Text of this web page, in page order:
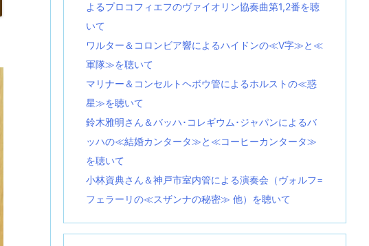
よるプロコフィエフのヴァイオリン協奏曲第1,2番を聴
いて
ワルター＆コロンビア響によるハイドンの≪V字≫と≪
軍隊≫を聴いて
マリナー＆コンセルトヘボウ管によるホルストの≪惑
星≫を聴いて
鈴木雅明さん＆バッハ･コレギウム･ジャパンによるバ
ッハの≪結婚カンタータ≫と≪コーヒーカンタータ≫
を聴いて
小林資典さん＆神戸市室内管による演奏会（ヴォルフ=
フェラーリの≪スザンナの秘密≫ 他）を聴いて